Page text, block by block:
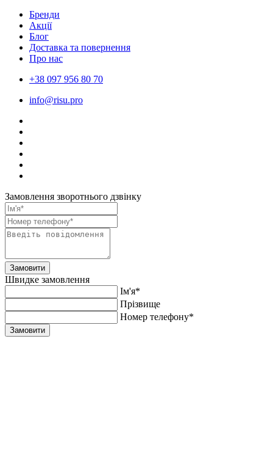
Бренди
Акції
Блог
Доставка та повернення
Про нас
+38 097 956 80 70
info@risu.pro
Замовлення зворотнього дзвінку
Замовити
Швидке замовлення
Ім'я*
Прiзвище
Номер телефону*